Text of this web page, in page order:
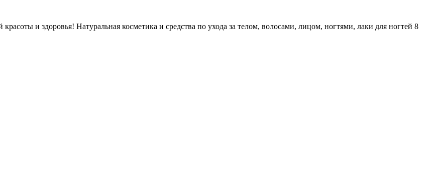
и здоровья! Натуральная косметика и средства по ухода за телом, волосами, лицом, ногтями, лаки для ногтей 8